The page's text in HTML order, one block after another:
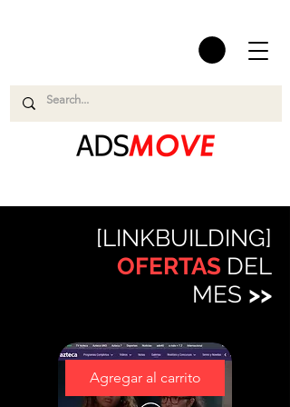
[LINKBUILDING]
OFERTAS DEL
MES >>
Agregar al carrito